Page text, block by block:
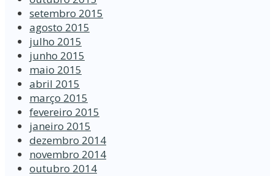
setembro 2015
agosto 2015
julho 2015
junho 2015
maio 2015
abril 2015
março 2015
fevereiro 2015
janeiro 2015
dezembro 2014
novembro 2014
outubro 2014